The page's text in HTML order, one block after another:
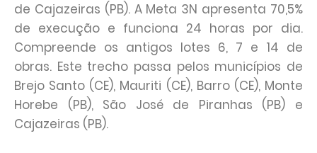
de Cajazeiras (PB). A Meta 3N apresenta 70,5%
de execução e funciona 24 horas por dia.
Compreende os antigos lotes 6, 7 e 14 de
obras. Este trecho passa pelos municípios de
Brejo Santo (CE), Mauriti (CE), Barro (CE), Monte
Horebe (PB), São José de Piranhas (PB) e
Cajazeiras (PB).